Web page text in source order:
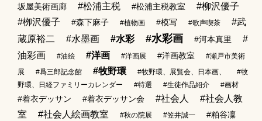
坂屋美術画廊
#松浦主税 #松浦主税教室
#柳沢優子
#栁沢優子
#森下麻子 #植物画 #模写 #歌声喫茶
#武
蔵原裕二
#水墨画 #水彩 #水彩画 #河本真里
#
油彩画
#油絵 #洋画 #洋画展 #洋画教室
#瀬戸市美術
展
#爲三郎記念館 #牧野環 #牧野環、展覧会、日本画、
#牧
野環、日経ファミリーカレンダー
#特選 #生徒作品紹介 #画材
#着衣デッサン #着衣デッサン会 #社会人
#社会人教
室
#社会人絵画教室 #秋の院展 #笠井誠一
#粕谷凜